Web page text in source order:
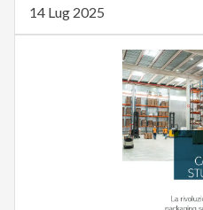
14 Lug 2025